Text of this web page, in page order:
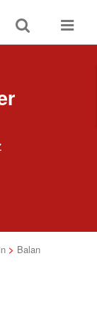
Toggle
search
Toggle
> Balan